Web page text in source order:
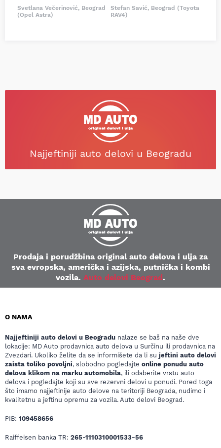
Svetlana Večerinović, Beograd
(Opel Astra)
Stefan Savić, Beograd (Toyota
RAV4)
Najjeftiniji auto delovi u Beogradu
Prodaja i porudžbina original auto delova i ulja za
sva evropska, američka i azijska, putnička i kombi
vozila. Auto delovi Beograd.
O NAMA
Najjeftiniji auto delovi u Beogradu nalaze se baš na naše dve
lokacije: MD Auto prodavnica auto delova u Surčinu ili prodavnica na
Zvezdari. Ukoliko želite da se informišete da li su jeftini auto delovi
zaista toliko povoljni, slobodno pogledajte online ponudu auto
delova klikom na marku automobila, ili odaberite vrstu auto
delova i pogledajte koji su sve rezervni delovi u ponudi. Pored toga
što imamo najjeftinije auto delove na teritoriji Beograda, nudimo i
kvalitetnu a jeftinu opremu za vozila. Auto delovi Beograd.
PIB: 109458656
Raiffeisen banka TR: 265-1110310001533-56